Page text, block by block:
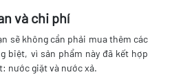
và chi phí
sẽ không cần phải mua thêm các
biệt, vì sản phẩm này đã kết hợp
nước giặt và nước xả.